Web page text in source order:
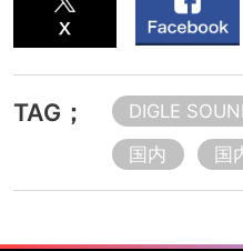
TAG； DIGLE
国内
国